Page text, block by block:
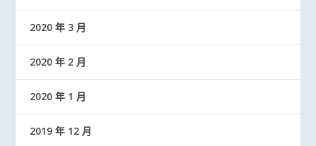
2020 年 3 月
2020 年 2 月
2020 年 1 月
2019 年 12 月